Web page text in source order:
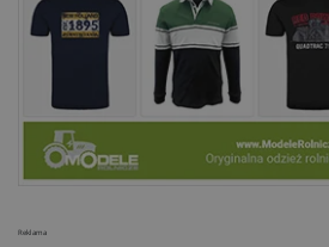
Reklama